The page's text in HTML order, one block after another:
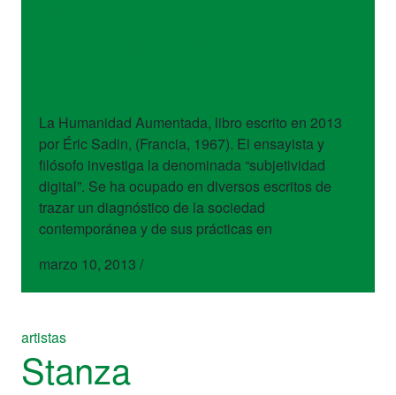
La Humanidad Aumentada, libro escrito en 2013
por Éric Sadin, (Francia, 1967). El ensayista y
filósofo investiga la denominada “subjetividad
digital”. Se ha ocupado en diversos escritos de
trazar un diagnóstico de la sociedad
contemporánea y de sus prácticas en
marzo 10, 2013 /
artistas
Stanza